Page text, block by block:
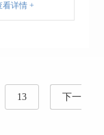
看详情 +
13
下一